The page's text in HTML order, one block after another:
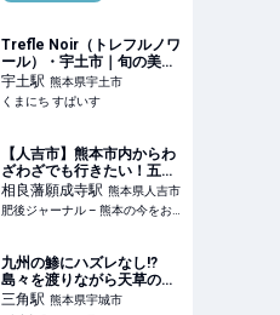
Trefle Noir（トレフルノワ
ール）・宇土市｜旬の美味
しさを味わうカジュアルフ
レンチレストラン | くまに
ち すぱいす
宇土駅 熊本県宇土市
くまにち すぱいす
【人吉市】熊本市内からわ
ざわざでも行きたい！五感
で楽しめる至福の芸術的フ
レンチ「Na舎tem.」（ナシ
ャトン） | 肥後ジャーナル
ディアサイト
相良藩願成寺駅 熊本県人吉市
肥後ジャーナル – 熊本の今をお届けするメディアサイト
九州の鯵にハズレなし!?
島々を渡りながら天草の
『浜崎鮮魚 浜んくら』
三角駅 熊本県宇城市